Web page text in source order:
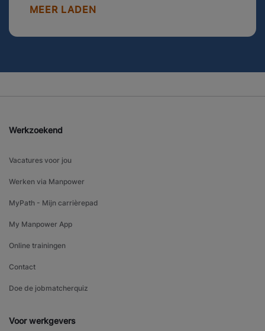
MEER LADEN
Werkzoekend
Vacatures voor jou
Werken via Manpower
MyPath - Mijn carrièrepad
My Manpower App
Online trainingen
Contact
Doe de jobmatcherquiz
Voor werkgevers